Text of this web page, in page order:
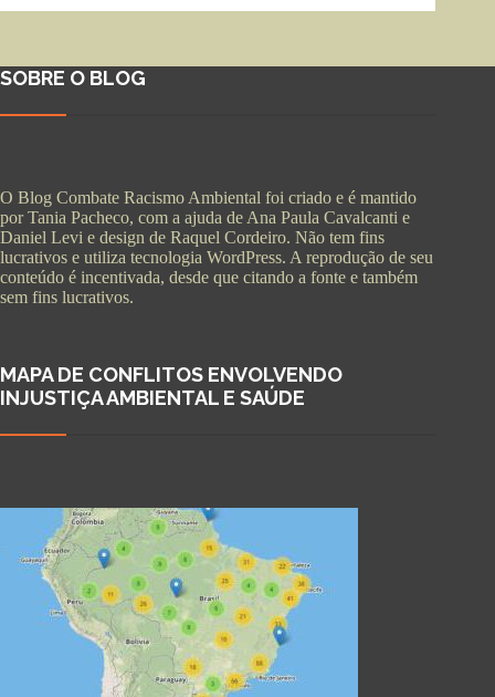
SOBRE O BLOG
O Blog Combate Racismo Ambiental foi criado e é mantido
por Tania Pacheco, com a ajuda de Ana Paula Cavalcanti e
Daniel Levi e design de Raquel Cordeiro. Não tem fins
lucrativos e utiliza tecnologia WordPress. A reprodução de seu
conteúdo é incentivada, desde que citando a fonte e também
sem fins lucrativos.
MAPA DE CONFLITOS ENVOLVENDO
INJUSTIÇA AMBIENTAL E SAÚDE